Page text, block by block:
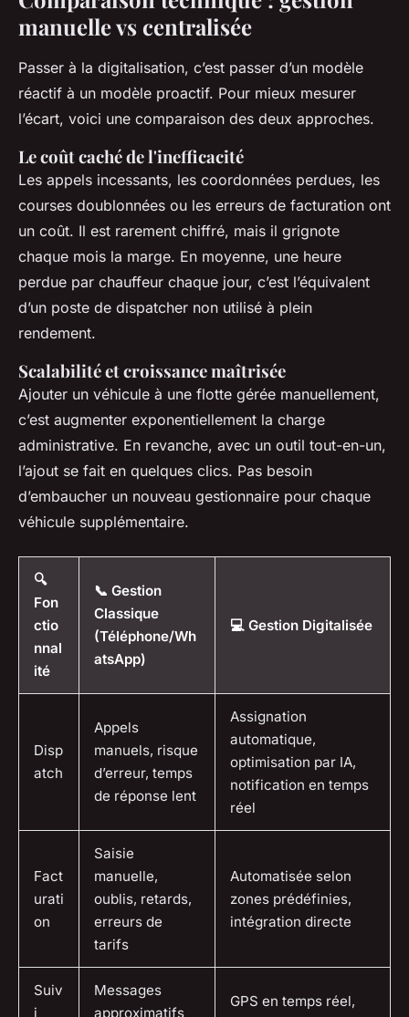
manuelle vs centralisée
Passer à la digitalisation, c’est passer d’un modèle
réactif à un modèle proactif. Pour mieux mesurer
l’écart, voici une comparaison des deux approches.
Le coût caché de l'inefficacité
Les appels incessants, les coordonnées perdues, les
courses doublonnées ou les erreurs de facturation ont
un coût. Il est rarement chiffré, mais il grignote
chaque mois la marge. En moyenne, une heure
perdue par chauffeur chaque jour, c’est l’équivalent
d’un poste de dispatcher non utilisé à plein
rendement.
Scalabilité et croissance maîtrisée
Ajouter un véhicule à une flotte gérée manuellement,
c’est augmenter exponentiellement la charge
administrative. En revanche, avec un outil tout-en-un,
l’ajout se fait en quelques clics. Pas besoin
d’embaucher un nouveau gestionnaire pour chaque
véhicule supplémentaire.
🔍
Fon
ctio
nnal
ité
📞 Gestion
Classique
(Téléphone/Wh
atsApp)
💻 Gestion Digitalisée
Disp
atch
Appels
manuels, risque
d’erreur, temps
de réponse lent
Assignation
automatique,
optimisation par IA,
notification en temps
réel
Fact
urati
on
Saisie
manuelle,
oublis, retards,
erreurs de
tarifs
Automatisée selon
zones prédéfinies,
intégration directe
Suiv
i
Messages
approximatifs
GPS en temps réel,